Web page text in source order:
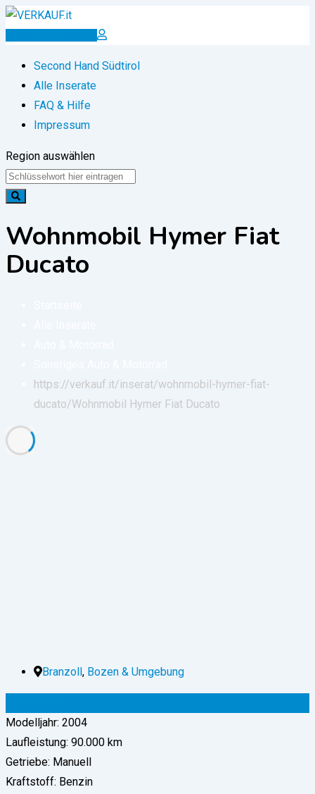
Zum
Inserat erstellen
Second Hand Südtirol
Alle Inserate
FAQ & Hilfe
Impressum
Region auswählen
Wohnmobil Hymer Fiat
Ducato
https://verkauf.it/inserat/wohnmobil-hymer-fiat-
ducato/Wohnmobil Hymer Fiat Ducato
Branzoll , Bozen & Umgebung
Modelljahr: 2004
Laufleistung: 90.000 km
Getriebe: Manuell
Kraftstoff: Benzin